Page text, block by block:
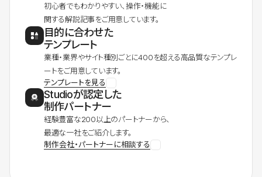
初心者でもわかりやすい、操作・機能に
関する解説記事をご用意しています。
目的に合わせた
テンプレート
業種・業界やサイト種別ごとに400を超える高品質なテンプレ
ートをご用意しています。
テンプレートを見る
Studioが認定した
制作パートナー
経験豊富な200以上のパートナーから、
最適な一社をご紹介します。
制作会社・パートナーに相談する